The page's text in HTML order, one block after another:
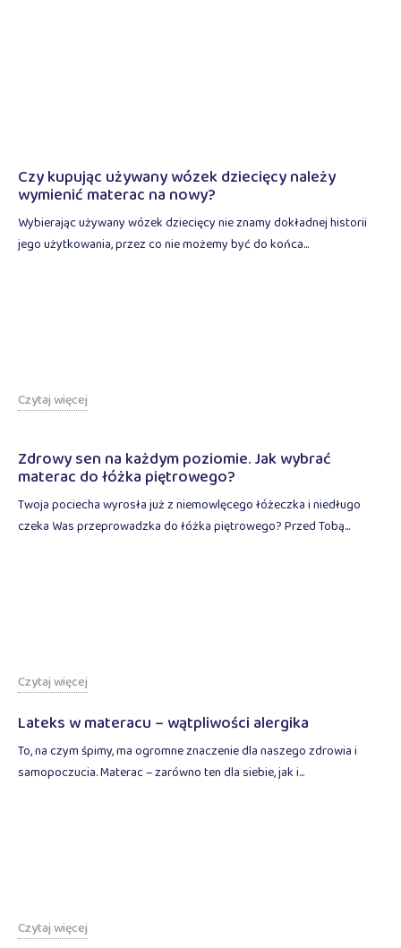
Czy kupując używany wózek dziecięcy należy
wymienić materac na nowy?
Wybierając używany wózek dziecięcy nie znamy dokładnej historii
jego użytkowania, przez co nie możemy być do końca...
Czytaj więcej
Zdrowy sen na każdym poziomie. Jak wybrać
materac do łóżka piętrowego?
Twoja pociecha wyrosła już z niemowlęcego łóżeczka i niedługo
czeka Was przeprowadzka do łóżka piętrowego? Przed Tobą...
Czytaj więcej
Lateks w materacu – wątpliwości alergika
To, na czym śpimy, ma ogromne znaczenie dla naszego zdrowia i
samopoczucia. Materac – zarówno ten dla siebie, jak i...
Czytaj więcej